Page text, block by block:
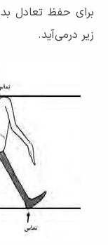
برای حفظ تعادل
زیر درمی‌آید.